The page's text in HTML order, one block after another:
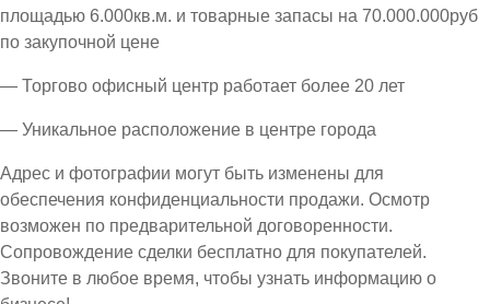
площадью 6.000кв.м. и товарные запасы на 70.000.000руб
по закупочной цене
— Торгово офисный центр работает более 20 лет
— Уникальное расположение в центре города
Адрес и фотографии могут быть изменены для
обеспечения конфиденциальности продажи. Осмотр
возможен по предварительной договоренности.
Сопровождение сделки бесплатно для покупателей.
Звоните в любое время, чтобы узнать информацию о